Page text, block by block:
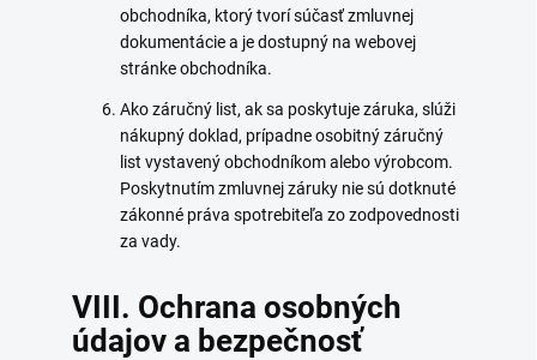
obchodníka, ktorý tvorí súčasť zmluvnej
dokumentácie a je dostupný na webovej
stránke obchodníka.
Ako záručný list, ak sa poskytuje záruka, slúži
nákupný doklad, prípadne osobitný záručný
list vystavený obchodníkom alebo výrobcom.
Poskytnutím zmluvnej záruky nie sú dotknuté
zákonné práva spotrebiteľa zo zodpovednosti
za vady.
VIII. Ochrana osobných
údajov a bezpečnosť